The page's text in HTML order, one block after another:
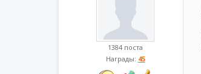
1384 поста
Награды: 45